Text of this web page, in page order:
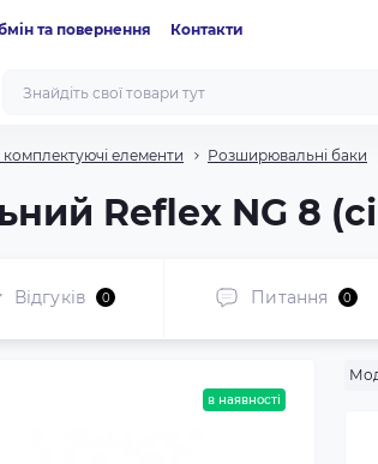
та повернення Контакти
комплектуючі елементи Розширювальні баки
Reflex NG 8
Відгуків 0 Питання 0
в наявності